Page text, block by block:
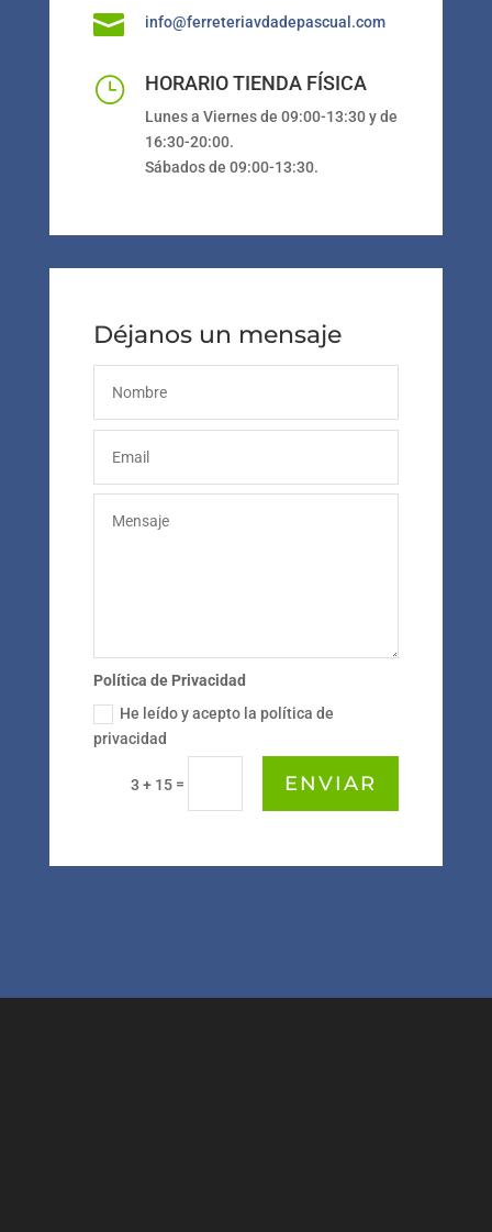
 info@ferreteriavdadepascual.com
} HORARIO TIENDA FÍSICA
Lunes a Viernes de 09:00-13:30 y de
16:30-20:00.
Sábados de 09:00-13:30.
Déjanos un mensaje
Política de Privacidad
He leído y acepto la política de
privacidad
3 + 15 = ENVIAR